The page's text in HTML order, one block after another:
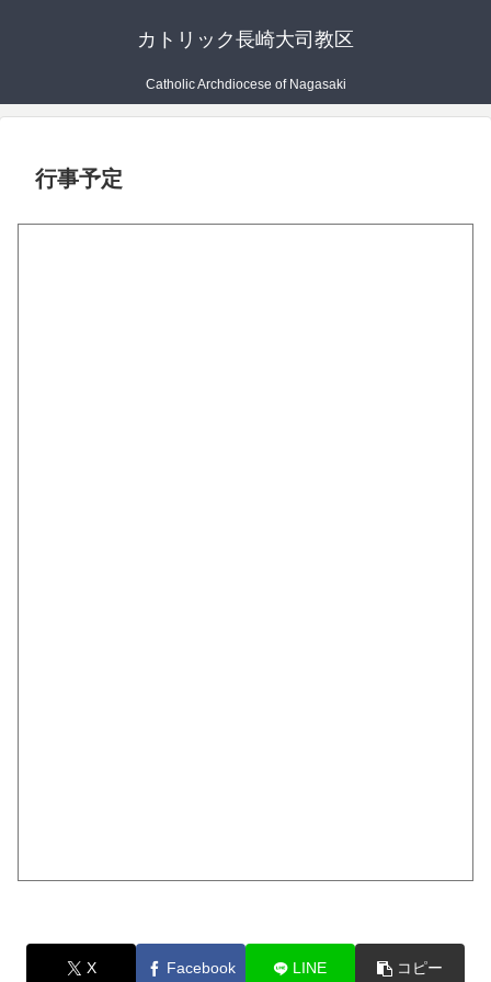
カトリック長崎大司教区
Catholic Archdiocese of Nagasaki
行事予定
X Facebook LINE コピー